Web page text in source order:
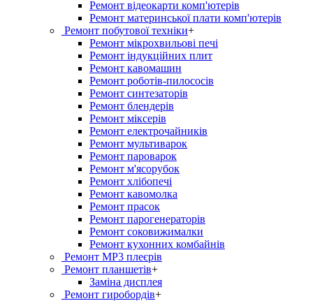
Ремонт відеокарти комп'ютерів
Ремонт материнської плати комп'ютерів
Ремонт побутової техніки+
Ремонт мікрохвильові печі
Ремонт індукційних плит
Ремонт кавомашин
Ремонт роботів-пилососів
Ремонт синтезаторів
Ремонт блендерiв
Ремонт мiксерiв
Ремонт електрочайників
Ремонт мультиварок
Ремонт пароварок
Ремонт м'ясорубок
Ремонт хлiбопечi
Ремонт кавомолка
Ремонт прасок
Ремонт парогенераторiв
Ремонт соковижималки
Ремонт кухонних комбайнів
Ремонт MP3 плеєрів
Ремонт планшетів+
Заміна дисплея
Ремонт гиробордiв+